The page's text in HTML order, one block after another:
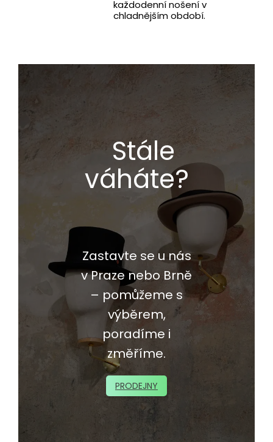
každodenní nošení v
chladnějším období.
Stále
váháte?
Zastavte se u nás
v Praze nebo Brně
– pomůžeme s
výběrem,
poradíme i
změříme.
PRODEJNY